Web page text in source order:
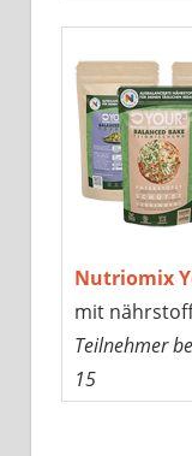
Nutriomix
mit
Teilnehmer
15